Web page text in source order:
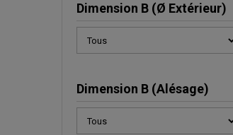
Dimension B (Ø Extérieur)
Dimension B (Alésage)